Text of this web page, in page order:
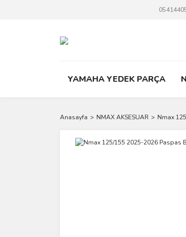
YAMAHA YEDEK PARÇA
Anasayfa NMAX AKSESUAR Nmax